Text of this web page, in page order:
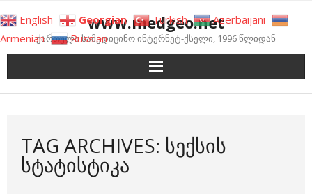
to
content
www.medgeo.net
ქართული სამედიცინო ინტერნეტ-ქსელი, 1996 წლიდან
TAG ARCHIVES: ᲡᲔᲥᲡᲘᲡ
ᲡᲢᲐᲢᲘᲡᲢᲘᲙᲐ
English Georgian Turkish
Azerbaijani
Armenian
Russian